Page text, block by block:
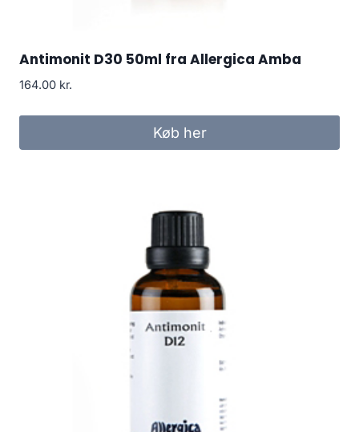
Antimonit D30 50ml fra Allergica Amba
164.00 kr.
Køb her